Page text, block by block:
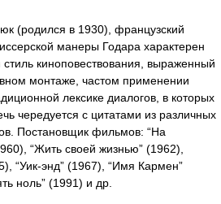
(родился в 1930), французский
манеры Годара характерен
киноповествования, выраженный
монтаже, частом применении
лексике диалогов, в которых
чередуется с цитатами из различных
Постановщик фильмов: “На
“Жить своей жизнью” (1962),
“Уик-энд” (1967), “Имя Кармен”
ноль” (1991) и др.